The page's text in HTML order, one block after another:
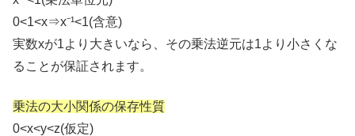
0<1<x⇒x⁻¹<1(含意)
実数xが1より大きいなら、その乗法逆元は1より小さくな
ることが保証されます。
乗法の大小関係の保存性質
0<x<y<z(仮定)